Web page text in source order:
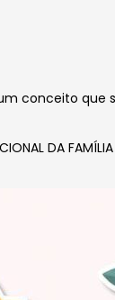
conceito
DA